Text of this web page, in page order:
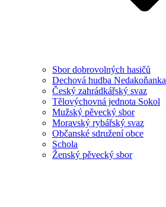
Sbor dobrovolných hasičů
Dechová hudba Nedakoňanka
Český zahrádkářský svaz
Tělovýchovná jednota Sokol
Mužský pěvecký sbor
Moravský rybářský svaz
Občanské sdružení obce
Schola
Ženský pěvecký sbor